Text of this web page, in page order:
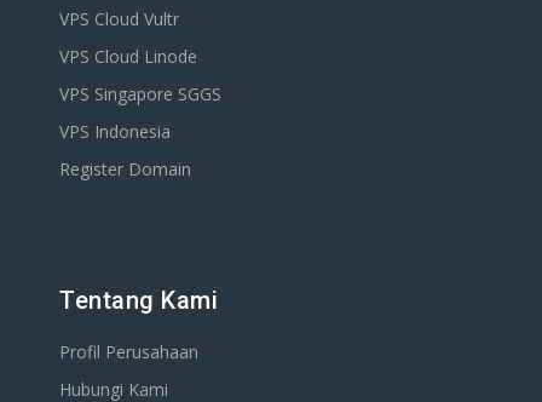
VPS Cloud Vultr
VPS Cloud Linode
VPS Singapore SGGS
VPS Indonesia
Register Domain
Tentang Kami
Profil Perusahaan
Hubungi Kami